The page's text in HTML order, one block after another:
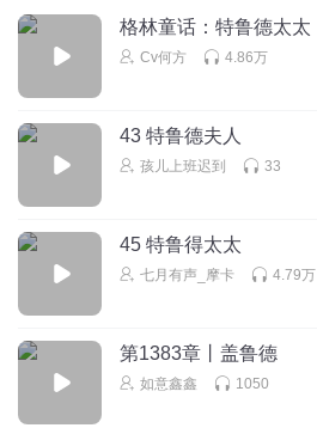
格林童话：特鲁德太太
Cv何方 4.86万
43 特鲁德夫人
孩儿上班迟到 33
45 特鲁得太太
七月有声_摩卡 4.79万
第1383章丨盖鲁德
如意鑫鑫 1050